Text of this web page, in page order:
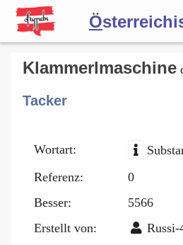
Ö
Wörterbuch
Forum
Blog
Klammerlmaschine
Tacker
Wortart:
Referenz:
0
Besser:
5566
Erstellt von:
Russi-